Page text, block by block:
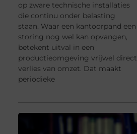
op zware technische installaties
die continu onder belasting
staan. Waar een kantoorpand een
storing nog wel kan opvangen,
betekent uitval in een
productieomgeving vrijwel direct
verlies van omzet. Dat maakt
periodieke